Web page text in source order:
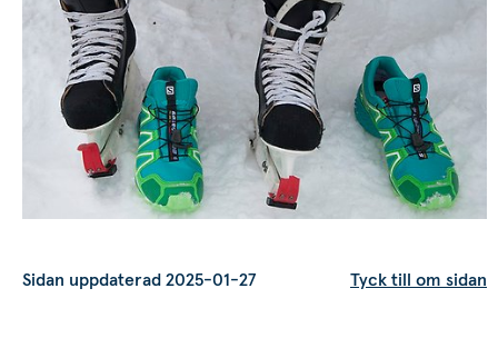
Sidan uppdaterad 2025-01-27 Tyck till om sidan